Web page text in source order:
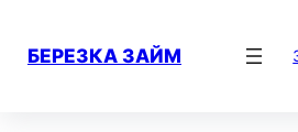
содержимому
БЕРЕЗКА ЗАЙМ